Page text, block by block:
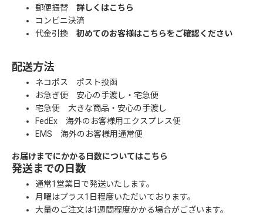
郵便振替 詳しくはこちら
コンビニ決済
代金引換 初めてのお客様はこちらをご確認ください
配送方法
ネコポス ポスト投函
お急ぎ便 安心の手渡し・宅急便
宅急便 大きな商品・安心の手渡し
FedEx 海外のお客様用エクスプレス便
EMS 海外のお客様用通常便
お届けまでにかかる日数についてはこちら
発送までの日数
通常1営業日で発送いたします。
月曜はプラス1日程度いただいております。
大量のご注文は1週間程度かかる場合がございます。